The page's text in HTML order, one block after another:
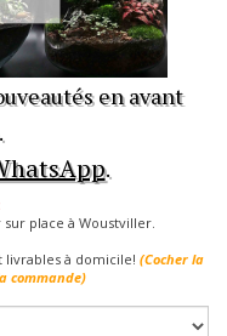
en avant
.
place à Woustviller.
livrables à domicile! (Cocher la
commande)